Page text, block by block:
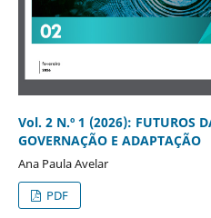
Vol. 2 N.º 1 (2026): FUTUROS
GOVERNAÇÃO E ADAPTAÇÃO
Ana Paula Avelar
PDF